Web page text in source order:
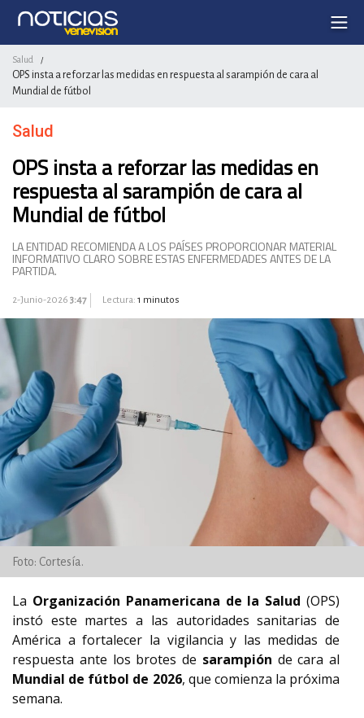
Salud /
OPS insta a reforzar las medidas en respuesta al sarampión de cara al
Mundial de fútbol
Salud
OPS insta a reforzar las medidas en
respuesta al sarampión de cara al
Mundial de fútbol
LA ENTIDAD RECOMIENDA A LOS PAÍSES PROPORCIONAR MATERIAL
INFORMATIVO CLARO SOBRE ESTAS ENFERMEDADES ANTES DE LA
PARTIDA.
2-Junio-2026 3:47 Lectura: 1 minutos
Foto: Cortesía.
La Organización Panamericana de la Salud (OPS)
instó este martes a las autoridades sanitarias de
América a fortalecer la vigilancia y las medidas de
respuesta ante los brotes de sarampión de cara al
Mundial de fútbol de 2026, que comienza la próxima
semana.